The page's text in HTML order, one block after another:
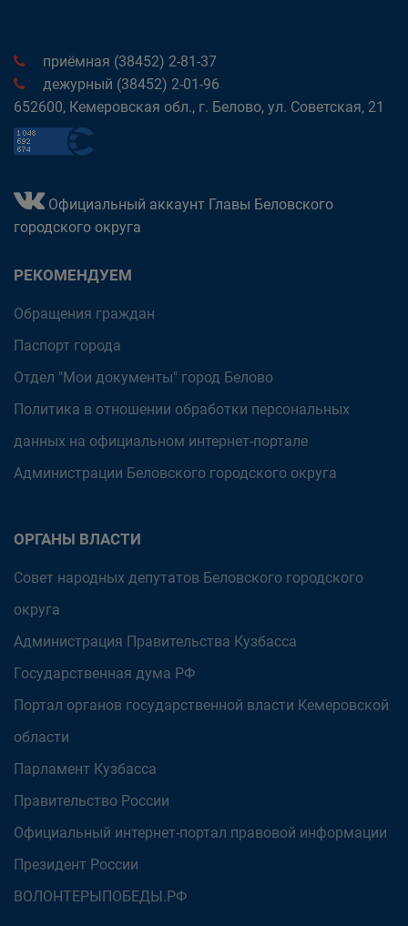
приёмная (38452) 2-81-37
дежурный (38452) 2-01-96
652600, Кемеровская обл., г. Белово, ул. Советская, 21
Официальный аккаунт Главы Беловского
городского округа
РЕКОМЕНДУЕМ
Обращения граждан
Паспорт города
Отдел "Мои документы" город Белово
Политика в отношении обработки персональных
данных на официальном интернет-портале
Администрации Беловского городского округа
ОРГАНЫ ВЛАСТИ
Совет народных депутатов Беловского городского
округа
Администрация Правительства Кузбасса
Государственная дума РФ
Портал органов государственной власти Кемеровской
области
Парламент Кузбасса
Правительство России
Официальный интернет-портал правовой информации
Президент России
ВОЛОНТЕРЫПОБЕДЫ.РФ